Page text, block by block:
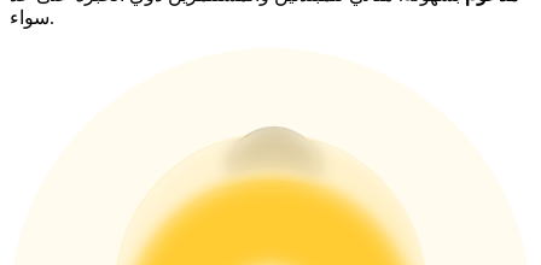
Precious Metals Trading Carnival
Trade Gold & Silver · 33,333 USDT Bonus
سواء.